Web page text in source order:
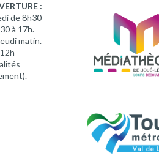
:
de 8h30
à 17h.
matin.